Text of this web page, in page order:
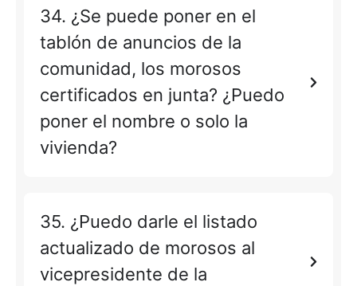
34. ¿Se puede poner en el
tablón de anuncios de la
comunidad, los morosos
certificados en junta? ¿Puedo
poner el nombre o solo la
vivienda?
35. ¿Puedo darle el listado
actualizado de morosos al
vicepresidente de la